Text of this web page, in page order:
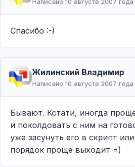
Спасибо :-)
Жилинcкий Владимир
Написано 10 августа 2007 года
Бывают. Кстати, иногда
и поколдовать с ним на
уже засунуть его в скрипт
порядок проще выходит =)